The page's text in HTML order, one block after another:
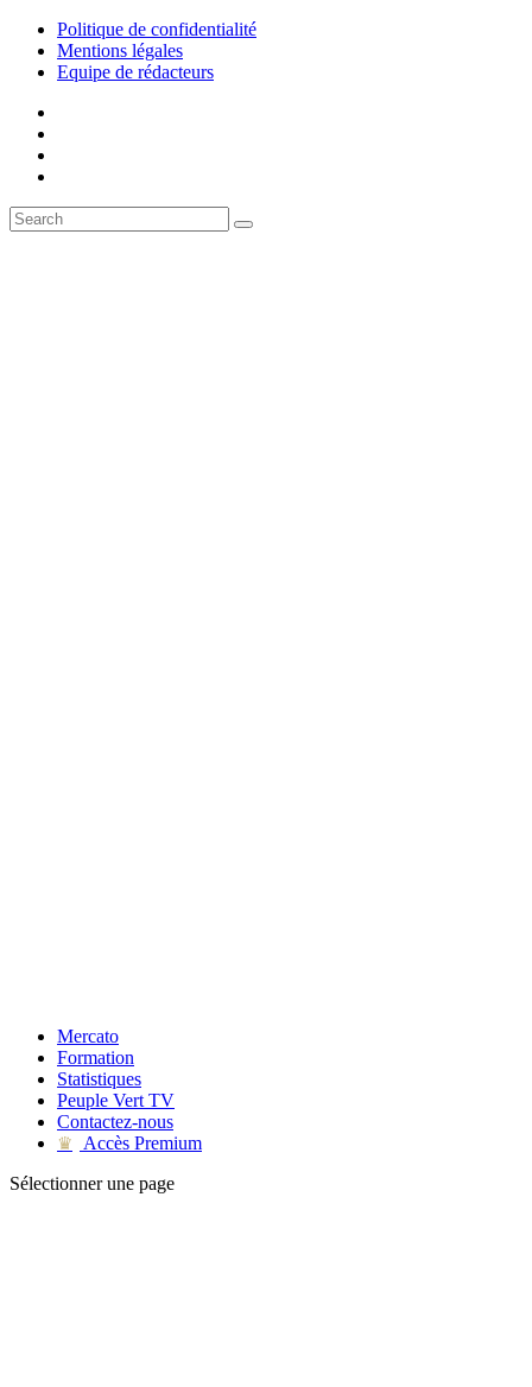
Politique de confidentialité
Mentions légales
Equipe de rédacteurs
Mercato
Formation
Statistiques
Peuple Vert TV
Contactez-nous
♛
Accès Premium
Sélectionner une page